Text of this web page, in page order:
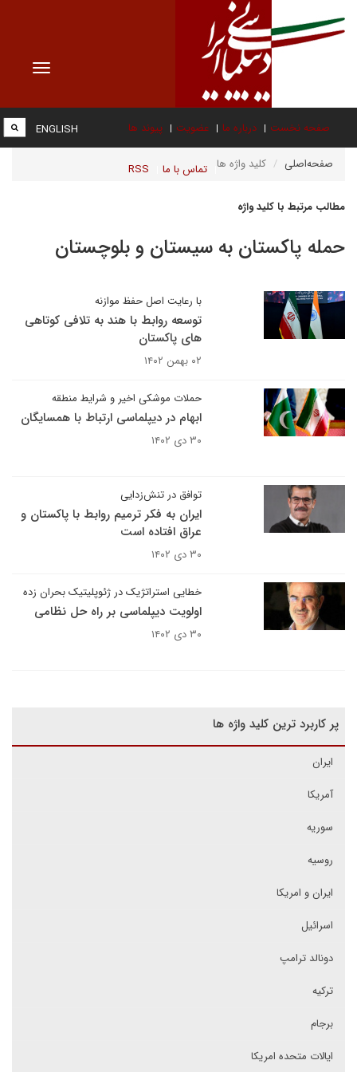
Toggle
صفحه نخست درباره ما عضویت پیوند ها
تماس با ما RSS
ENGLISH
صفحه‌اصلی کلید واژه ها
مطالب مرتبط با کلید واژه
حمله پاکستان به سیستان و بلوچستان
با رعایت اصل حفظ موازنه
توسعه روابط با هند به تلافی کوتاهی
های پاکستان
۰۲ بهمن ۱۴۰۲
حملات موشکی اخیر و شرایط منطقه
ابهام در دیپلماسی ارتباط با همسایگان
۳۰ دی ۱۴۰۲
توافق در تنش‌زدایی
ایران به فکر ترمیم روابط با پاکستان و
عراق افتاده است
۳۰ دی ۱۴۰۲
خطایی استراتژیک در ژئوپلیتیک بحران زده
اولویت دیپلماسی بر راه حل نظامی
۳۰ دی ۱۴۰۲
پر کاربرد ترین کلید واژه ها
ایران
آمریکا
سوریه
روسیه
ایران و امریکا
اسرائیل
دونالد ترامپ
ترکیه
برجام
ایالات متحده امریکا